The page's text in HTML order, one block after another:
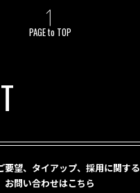
PAGE to TOP
要望、タイアップ、採用に関する
お問い合わせはこちら